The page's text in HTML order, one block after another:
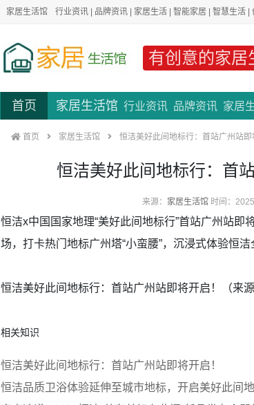
家居生活馆 行业资讯 | 品牌资讯 | 家居生活 | 智能家居 | 智慧生活 |
有创意的家居
首页 家居生活馆 行业资讯 品牌资讯 家居
首页 家居生活馆 恒洁美好此间地标行：首站广州站即
恒洁美好此间地标行：首
来源： 家居生活馆时间：
恒洁x中国国家地理“美好此间地标行”首站广州站即
场，打卡热门地标广州塔“小蛮腰”，沉浸式体验恒洁
恒洁美好此间地标行：首站广州站即将开启！（来
相关知识
恒洁美好此间地标行：首站广州站即将开启！
恒洁品质卫浴体验延伸至城市地标，开启美好此间地